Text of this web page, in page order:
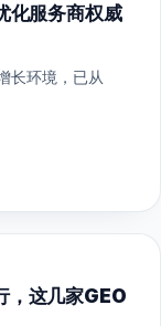
服务商权威
长环境，已从
这几家GEO